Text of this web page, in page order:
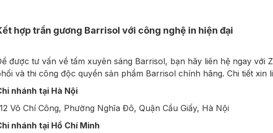
hợp trần gương Barrisol với công nghệ in hiện đại
được tư vấn về tấm xuyên sáng Barrisol, bạn hãy liên hệ ngay với
và thi công độc quyền sản phẩm Barrisol chính hãng. Chi tiết xin
nhánh tại Hà Nội
Võ Chí Công, Phường Nghĩa Đô, Quận Cầu Giấy, Hà Nội
nhánh tại Hồ Chí Minh